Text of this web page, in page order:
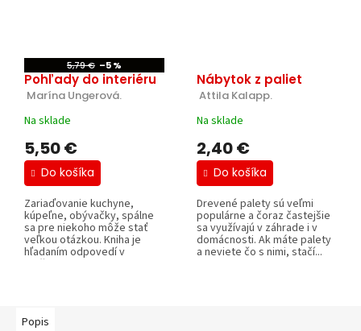
5,79 € –5 %
Pohľady do interiéru
Marína Ungerová.
Na sklade
5,50 €
Do košíka
Zariaďovanie kuchyne,
kúpeľne, obývačky, spálne
sa pre niekoho môže stať
veľkou otázkou. Kniha je
hľadaním odpovedí v
možnostiach a...
Nábytok z paliet
Attila Kalapp.
Na sklade
2,40 €
Do košíka
Drevené palety sú veľmi
populárne a čoraz častejšie
sa využívajú v záhrade i v
domácnosti. Ak máte palety
a neviete čo s nimi, stačí...
Popis